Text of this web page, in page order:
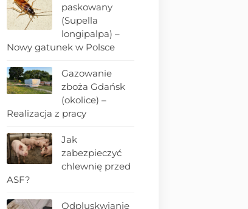
paskowany
(Supella
longipalpa) –
Nowy gatunek w Polsce
Gazowanie
zboża Gdańsk
(okolice) –
Realizacja z pracy
Jak
zabezpieczyć
chlewnię przed
ASF?
Odpluskwianie